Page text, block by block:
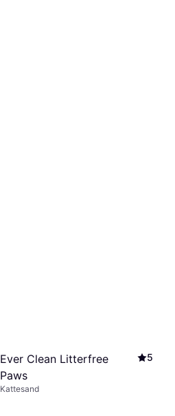
Ever Clean Litterfree
Paws
5
Kattesand